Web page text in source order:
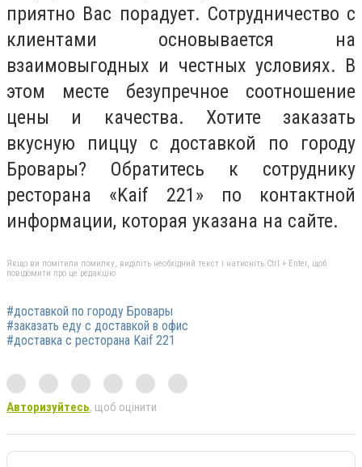
приятно Вас порадует. Сотрудничество с
клиентами основывается на
взаимовыгодных и честных условиях. В
этом месте безупречное соотношение
цены и качества. Хотите заказать
вкусную пиццу с доставкой по городу
Бровары? Обратитесь к сотруднику
ресторана «Kaif 221» по контактной
информации, которая указана на сайте.
Якщо ви помітили помилку, виділіть необхідний текст і натисніть Ctrl + Enter, щоб
повідомити про це редакцію
#доставкой по городу Бровары
#заказать еду с доставкой в офис
#доставка с ресторана Kaif 221
Авторизуйтесь, щоб оцінити